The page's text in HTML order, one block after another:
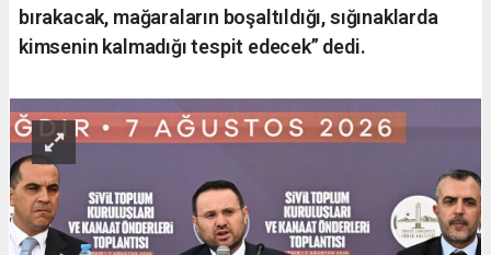
bırakacak, mağaraların boşaltıldığı, sığınaklarda
kimsenin kalmadığı tespit edecek” dedi.